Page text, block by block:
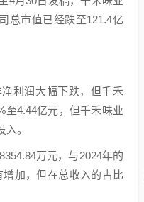
总市值已经跌至121.4亿
利润大幅下跌，但千禾
至4.44亿元，但千禾味业
。
万元，与2024年的
加，但在总收入的占比